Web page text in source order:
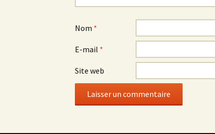
Nom *
E-mail *
Site web